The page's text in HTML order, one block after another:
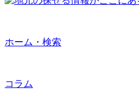
ホーム・検索
コラム